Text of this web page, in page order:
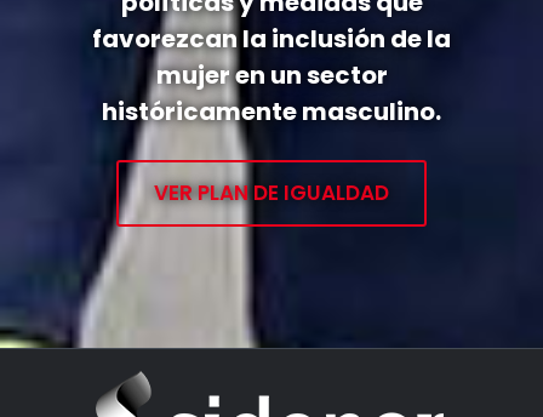
favorezcan la inclusión de la
mujer en un sector
históricamente masculino.
VER PLAN DE IGUALDAD